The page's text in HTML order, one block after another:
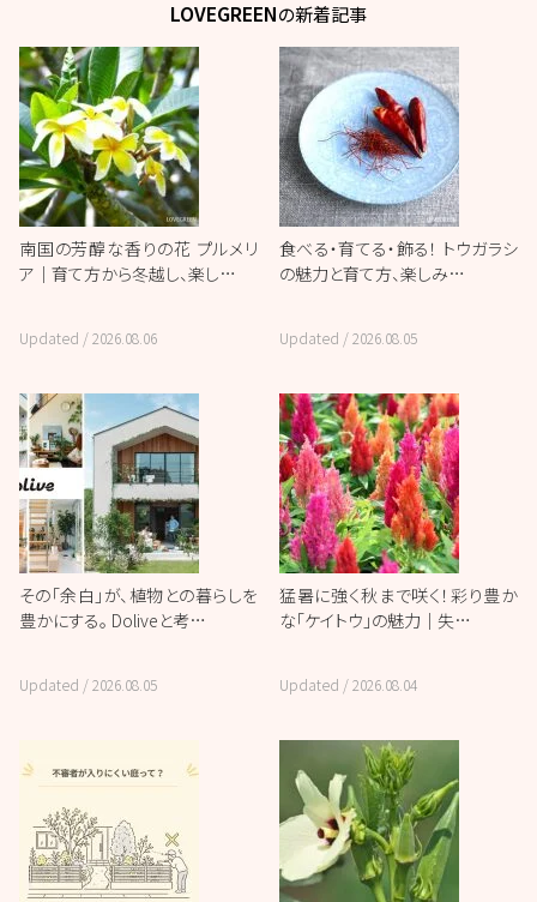
LOVEGREENの新着記事
南国の芳醇な香りの花 プルメリ
ア｜育て方から冬越し、楽し…
Updated /2026.08.06
食べる・育てる・飾る！ トウガラシ
の魅力と育て方、楽しみ…
Updated /2026.08.05
その「余白」が、植物との暮らしを
豊かにする。 Doliveと考…
Updated /2026.08.05
猛暑に強く秋まで咲く！彩り豊か
な「ケイトウ」の魅力｜失…
Updated /2026.08.04